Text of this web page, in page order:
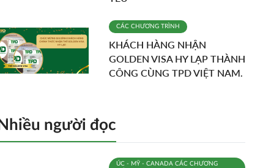
CÁC CHƯƠNG TRÌNH
KHÁCH HÀNG NHẬN
GOLDEN VISA HY LẠP THÀNH
CÔNG CÙNG TPD VIỆT NAM.
người đọc
ÚC - MỸ - CANADA CÁC CHƯƠNG